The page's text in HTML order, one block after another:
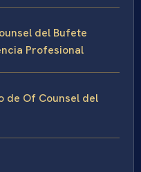
del Bufete
Profesional
de Of Counsel del